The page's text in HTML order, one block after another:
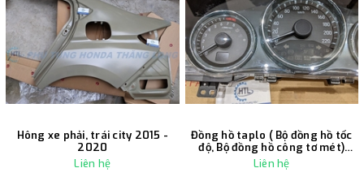
Hông xe phải, trái city 2015 -
2020
Liên hệ
Đồng hồ taplo ( Bộ đồng hồ tốc
độ, Bộ đồng hồ công tơ mét)
honda city 2018 - 2020
Liên hệ